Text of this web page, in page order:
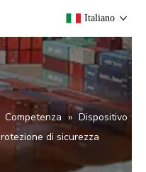
Italiano
Competenza » Dispositivo
di sicurezza